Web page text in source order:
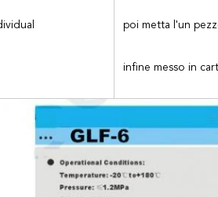
poi metta l'un
infine messo in